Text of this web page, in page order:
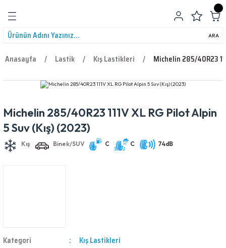
ARA
Anasayfa Lastik Kış Lastikleri Michelin 285/40R23
Michelin 285/40R23 111V XL RG Pilot Alpin
5 Suv (Kış) (2023)
Kategori
Kış Lastikleri